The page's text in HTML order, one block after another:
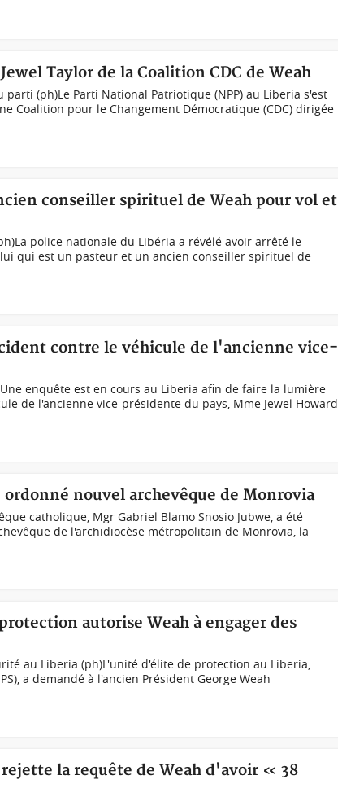
Taylor de la Coalition CDC de Weah
parti (ph)Le Parti National Patriotique (NPP) au Liberia s'est
Coalition pour le Changement Démocratique (CDC) dirigée
conseiller spirituel de Weah pour vol et
police nationale du Libéria a révélé avoir arrêté le
qui est un pasteur et un ancien conseiller spirituel de
contre le véhicule de l'ancienne vice-
enquête est en cours au Liberia afin de faire la lumière
de l'ancienne vice-présidente du pays, Mme Jewel Howard
ordonné nouvel archevêque de Monrovia
catholique, Mgr Gabriel Blamo Snosio Jubwe, a été
de l'archidiocèse métropolitain de Monrovia, la
autorise Weah à engager des
au Liberia (ph)L'unité d'élite de protection au Liberia,
a demandé à l'ancien Président George Weah
la requête de Weah d'avoir « 38